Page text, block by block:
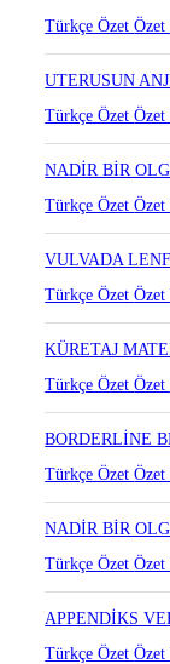
Türkçe ÖzetÖzet
UTERUSUN
Türkçe ÖzetÖzet
NADİR BİR
Türkçe ÖzetÖzet
VULVADA
Türkçe ÖzetÖzet
KÜRETAJ
Türkçe ÖzetÖzet
BORDERLİNE
Türkçe ÖzetÖzet
NADİR BİR
Türkçe ÖzetÖzet
APPENDİKS
Türkçe ÖzetÖzet